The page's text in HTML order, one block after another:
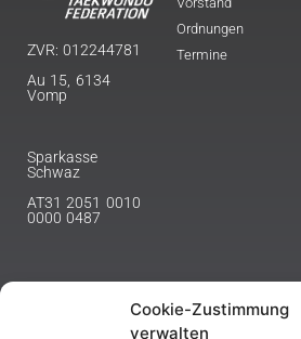
Cookie-Zustimmung
verwalten
ZVR: 012244781
Au 15, 6134
Vomp
Sparkasse
Schwaz
AT31 2051 0010
0000 0487
Ordnungen
Termine